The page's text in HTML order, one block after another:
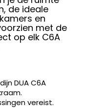
de ideale
en
met de
op elk C6A
DUA C6A
vereist.